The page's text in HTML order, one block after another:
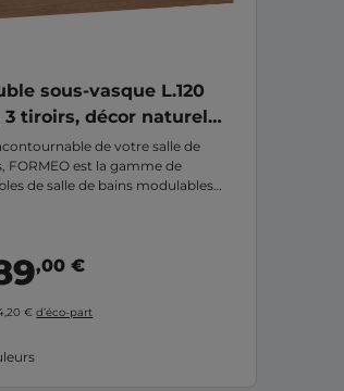
sous-vasque L.120
3 tiroirs, décor naturel
de votre salle de
FORMEO est la gamme de
de salle de bains modulables
standard aménage votre
d'eau tout en apportant la solution
Grâce a ses 20 finitions
possibles, vous pourrez
,00 €
€d’éco-part